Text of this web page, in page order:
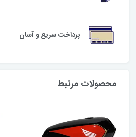
پرداخت سریع و آسان
محصولات مرتبط